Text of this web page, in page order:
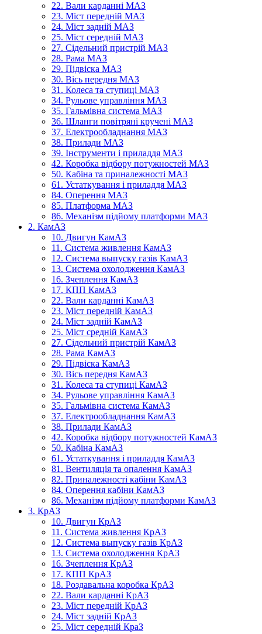
22. Вали карданні МАЗ
23. Міст передній МАЗ
24. Міст задній МАЗ
25. Міст середній МАЗ
27. Сідельний пристрій МАЗ
28. Рама МАЗ
29. Підвіска МАЗ
30. Вісь передня МАЗ
31. Колеса та ступиці МАЗ
34. Рульове управління МАЗ
35. Гальмівна система МАЗ
36. Шланги повітряні кручені МАЗ
37. Електрообладнання МАЗ
38. Прилади МАЗ
39. Інструменти і приладдя МАЗ
42. Коробка відбору потужностей МАЗ
50. Кабіна та приналежності МАЗ
61. Устаткування і приладдя МАЗ
84. Оперення МАЗ
85. Платформа МАЗ
86. Механізм підйому платформи МАЗ
2. КамАЗ
10. Двигун КамАЗ
11. Система живлення КамАЗ
12. Система выпуску газів КамАЗ
13. Система охолодження КамАЗ
16. Зчеплення КамАЗ
17. КПП КамАЗ
22. Вали карданні КамАЗ
23. Міст передній КамАЗ
24. Міст задній КамАЗ
25. Міст средній КамАЗ
27. Сідельний пристрій КамАЗ
28. Рама КамАЗ
29. Підвіска КамАЗ
30. Вісь передня КамАЗ
31. Колеса та ступиці КамАЗ
34. Рульове управління КамАЗ
35. Гальмівна система КамАЗ
37. Електрообладнання КамАЗ
38. Прилади КамАЗ
42. Коробка відбору потужностей КамАЗ
50. Кабіна КамАЗ
61. Устаткування і приладдя КамАЗ
81. Вентиляція та опалення КамАЗ
82. Приналежності кабіни КамАЗ
84. Оперення кабіни КамАЗ
86. Механізм підйому платформи КамАЗ
3. КрАЗ
10. Двигун КрАЗ
11. Система живлення КрАЗ
12. Система выпуску газів КрАЗ
13. Система охолодження КрАЗ
16. Зчеплення КрАЗ
17. КПП КрАЗ
18. Роздавальна коробка КрАЗ
22. Вали карданні КрАЗ
23. Міст передній КрАЗ
24. Міст задній КрАЗ
25. Міст середній КраЗ